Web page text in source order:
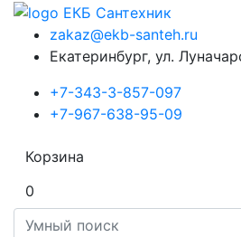
zakaz@ekb-santeh.ru
Екатеринбург, ул.
+7-343-3-857-097
+7-967-638-95-09
Корзина
0